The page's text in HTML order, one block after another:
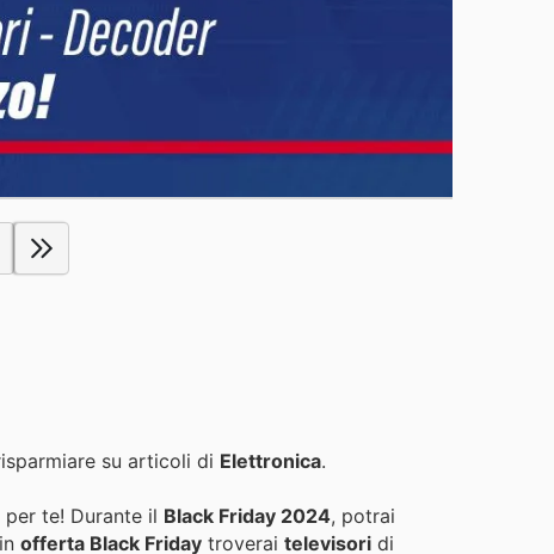
su articoli di Elettronica.
te! Durante il Black Friday 2024, potrai
offerta Black Friday troverai televisori di